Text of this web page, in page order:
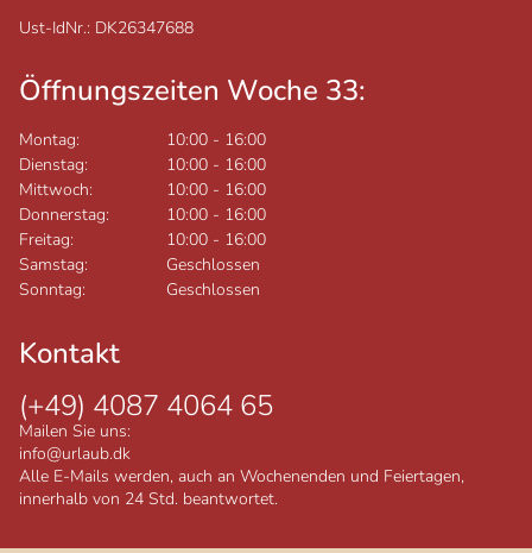
Ust-IdNr.: DK26347688
Öffnungszeiten Woche 33:
Montag: 10:00 - 16:00
Dienstag:
10:00 - 16:00
Mittwoch:
10:00 - 16:00
Donnerstag:
10:00 - 16:00
Freitag:
10:00 - 16:00
Samstag:
Geschlossen
Sonntag:
Geschlossen
Kontakt
(+49) 4087 4064 65
Mailen Sie uns:
info@urlaub.dk
Alle E-Mails werden, auch an Wochenenden und Feiertagen,
innerhalb von 24 Std. beantwortet.